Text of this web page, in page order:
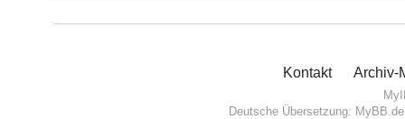
Kontakt Archiv-
Deutsche Übersetzung: MyBB.de